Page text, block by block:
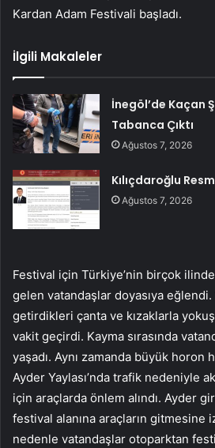
Kardan Adam Festivali başladı.
İlgili Makaleler
İnegöl’de Kaçan
Tabanca Çıktı
Ağustos 7, 2026
Kılıçdaroğlu
Ağustos 7, 2026
Festival için Türkiye’nin birçok
gelen vatandaşlar doyasıya eğlendi.
getirdikleri çanta ve kızaklarla
vakit geçirdi. Kayma sırasında
yaşadı. Aynı zamanda büyük horon
Ayder Yaylası’nda trafik nedeniyle
için araçlarda önlem alındı. Ayder
festival alanına araçların gitmesine
nedenle vatandaşlar otoparktan